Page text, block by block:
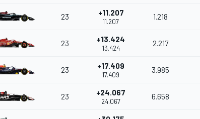
23 +11.207
11.207
1.218
23 +13.424
13.424
2.217
23 +17.409
17.409
3.985
23 +24.067
24.067
6.658